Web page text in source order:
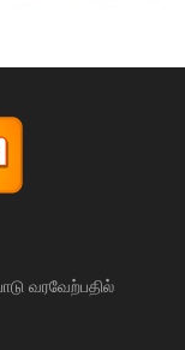
வரவேற்பதில்